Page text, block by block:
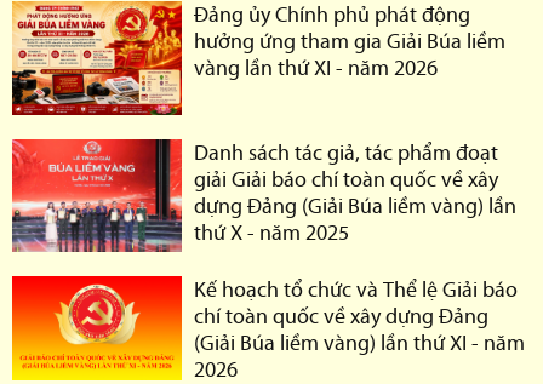
Đảng ủy Chính phủ phát động
hưởng ứng tham gia Giải Búa liềm
vàng lần thứ XI - năm 2026
Danh sách tác giả, tác phẩm đoạt
giải Giải báo chí toàn quốc về xây
dựng Đảng (Giải Búa liềm vàng) lần
thứ X - năm 2025
Kế hoạch tổ chức và Thể lệ Giải báo
chí toàn quốc về xây dựng Đảng
(Giải Búa liềm vàng) lần thứ XI - năm
2026